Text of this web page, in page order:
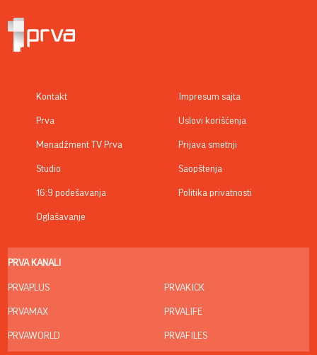
Kontakt
Prva
Menadžment TV Prva
Studio
16:9 podešavanja
Oglašavanje
Impresum sajta
Uslovi korišćenja
Prijava smetnji
Saopštenja
Politika privatnosti
PRVA KANALI
PRVAPLUS
PRVAMAX
PRVAWORLD
PRVAKICK
PRVALIFE
PRVAFILES